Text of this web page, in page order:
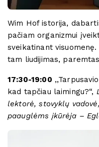
Wim Hof istorija,
pačiam organizmui
sveikatinant
tam liudijimas,
17:30-19:00
kad tapčiau laimingu?“,
lektorė, stovyklų
paauglėms įkūrėja –